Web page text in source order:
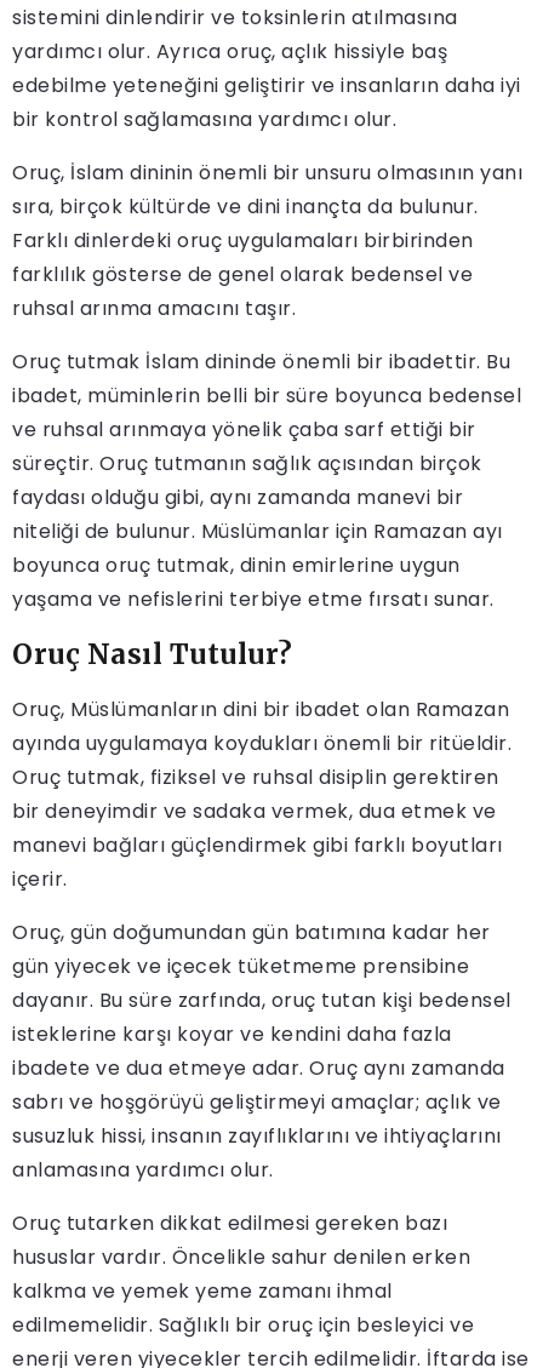
sistemini dinlendirir ve toksinlerin atılmasına
yardımcı olur. Ayrıca oruç, açlık hissiyle baş
edebilme yeteneğini geliştirir ve insanların daha iyi
bir kontrol sağlamasına yardımcı olur.
Oruç, İslam dininin önemli bir unsuru olmasının yanı
sıra, birçok kültürde ve dini inançta da bulunur.
Farklı dinlerdeki oruç uygulamaları birbirinden
farklılık gösterse de genel olarak bedensel ve
ruhsal arınma amacını taşır.
Oruç tutmak İslam dininde önemli bir ibadettir. Bu
ibadet, müminlerin belli bir süre boyunca bedensel
ve ruhsal arınmaya yönelik çaba sarf ettiği bir
süreçtir. Oruç tutmanın sağlık açısından birçok
faydası olduğu gibi, aynı zamanda manevi bir
niteliği de bulunur. Müslümanlar için Ramazan ayı
boyunca oruç tutmak, dinin emirlerine uygun
yaşama ve nefislerini terbiye etme fırsatı sunar.
Oruç Nasıl Tutulur?
Oruç, Müslümanların dini bir ibadet olan Ramazan
ayında uygulamaya koydukları önemli bir ritüeldir.
Oruç tutmak, fiziksel ve ruhsal disiplin gerektiren
bir deneyimdir ve sadaka vermek, dua etmek ve
manevi bağları güçlendirmek gibi farklı boyutları
içerir.
Oruç, gün doğumundan gün batımına kadar her
gün yiyecek ve içecek tüketmeme prensibine
dayanır. Bu süre zarfında, oruç tutan kişi bedensel
isteklerine karşı koyar ve kendini daha fazla
ibadete ve dua etmeye adar. Oruç aynı zamanda
sabrı ve hoşgörüyü geliştirmeyi amaçlar; açlık ve
susuzluk hissi, insanın zayıflıklarını ve ihtiyaçlarını
anlamasına yardımcı olur.
Oruç tutarken dikkat edilmesi gereken bazı
hususlar vardır. Öncelikle sahur denilen erken
kalkma ve yemek yeme zamanı ihmal
edilmemelidir. Sağlıklı bir oruç için besleyici ve
enerji veren yiyecekler tercih edilmelidir. İftarda ise